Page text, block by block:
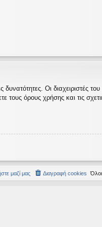
Οι διαχειριστές
όρους χρήσης και τις
Όλοι
Διαγραφή cookies
μαζί μας